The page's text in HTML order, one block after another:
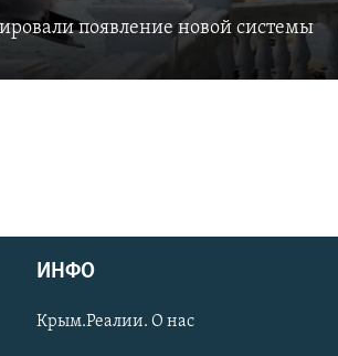
появление новой системы
ИНФО
Крым.Реалии. О нас